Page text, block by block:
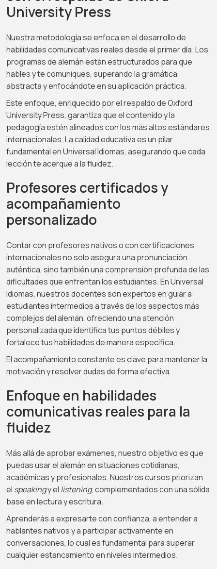
University Press
Nuestra metodología se enfoca en el desarrollo de
habilidades comunicativas reales desde el primer día. Los
programas de alemán están estructurados para que
hables y te comuniques, superando la gramática
abstracta y enfocándote en su aplicación práctica.
Este enfoque, enriquecido por el respaldo de Oxford
University Press, garantiza que el contenido y la
pedagogía estén alineados con los más altos estándares
internacionales. La calidad educativa es un pilar
fundamental en Universal Idiomas, asegurando que cada
lección te acerque a la fluidez.
Profesores certificados y
acompañamiento
personalizado
Contar con profesores nativos o con certificaciones
internacionales no solo asegura una pronunciación
auténtica, sino también una comprensión profunda de las
dificultades que enfrentan los estudiantes. En Universal
Idiomas, nuestros docentes son expertos en guiar a
estudiantes intermedios a través de los aspectos más
complejos del alemán, ofreciendo una atención
personalizada que identifica tus puntos débiles y
fortalece tus habilidades de manera específica.
El acompañamiento constante es clave para mantener la
motivación y resolver dudas de forma efectiva.
Enfoque en habilidades
comunicativas reales para la
fluidez
Más allá de aprobar exámenes, nuestro objetivo es que
puedas usar el alemán en situaciones cotidianas,
académicas y profesionales. Nuestros cursos priorizan
el speakingy el listening, complementados con una sólida
base en lectura y escritura.
Aprenderás a expresarte con confianza, a entender a
hablantes nativos y a participar activamente en
conversaciones, lo cual es fundamental para superar
cualquier estancamiento en niveles intermedios.